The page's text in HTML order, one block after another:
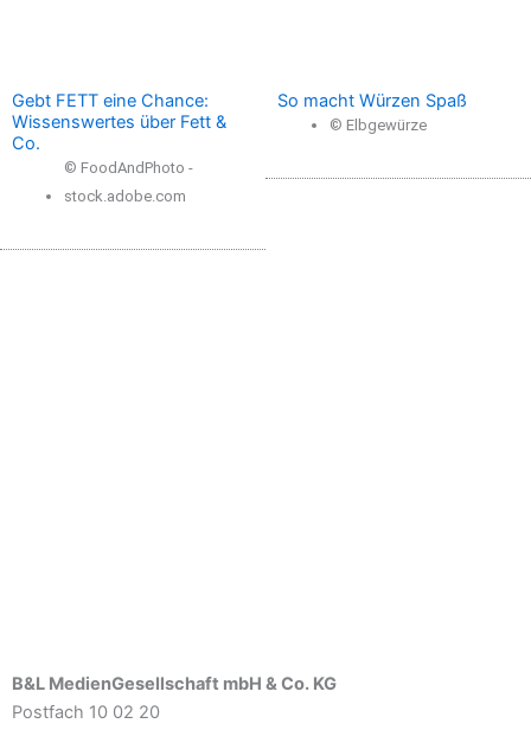
Gebt FETT eine Chance:
Wissenswertes über Fett &
Co.
© FoodAndPhoto -
stock.adobe.com
So macht Würzen Spaß
© Elbgewürze
B&L MedienGesellschaft mbH & Co. KG
Postfach 10 02 20